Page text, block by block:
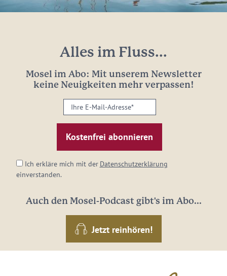
Alles im Fluss...
Mosel im Abo: Mit unserem Newsletter
keine Neuigkeiten mehr verpassen!
Ihre
E-
Mail-
Adresse:
Ich erkläre mich mit der Datenschutzerklärung
einverstanden.
Auch den Mosel-Podcast gibt's im Abo...
Jetzt reinhören!